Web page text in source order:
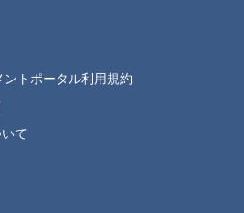
トポータル利用規約
て